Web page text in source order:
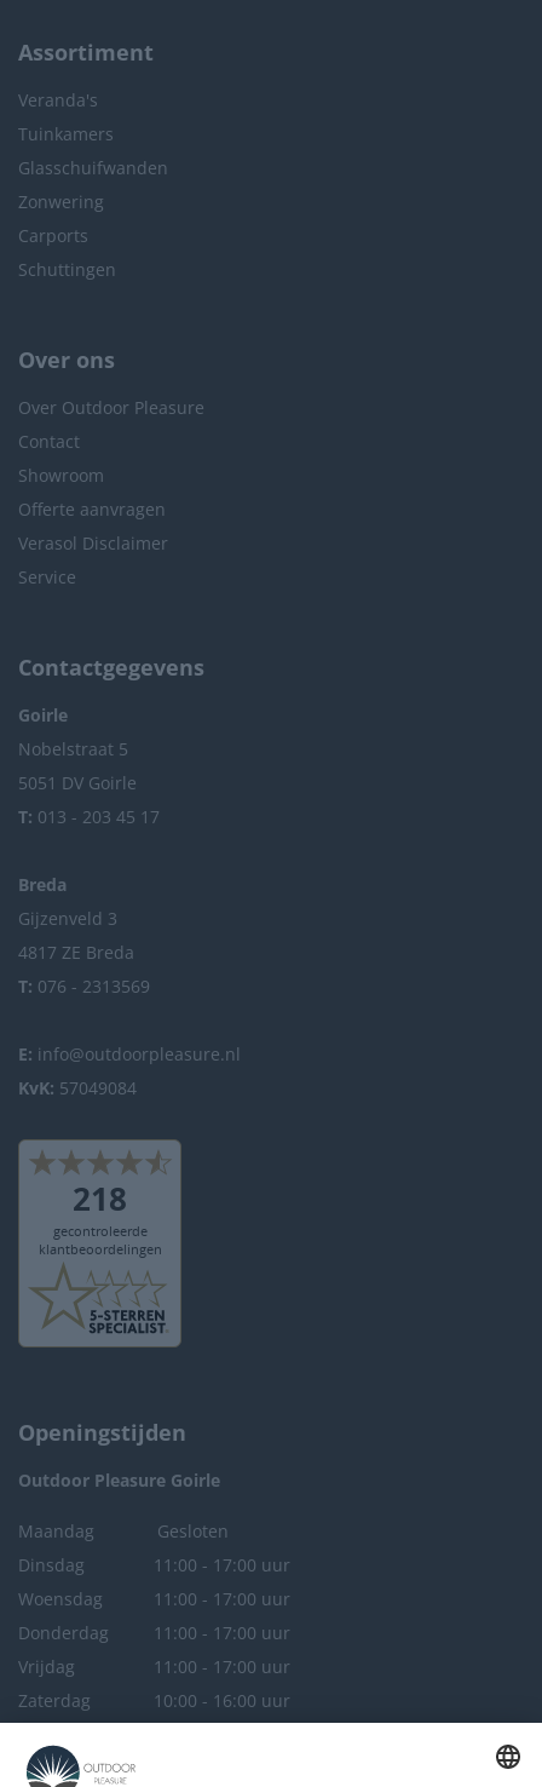
Assortiment
Veranda's
Tuinkamers
Glasschuifwanden
Zonwering
Carports
Schuttingen
Over ons
Over Outdoor Pleasure
Contact
Showroom
Offerte aanvragen
Verasol Disclaimer
Service
Openingstijden
Outdoor Pleasure Goirle
Maandag
Gesloten
Dinsdag
11:00 - 17:00 uur
Woensdag
11:00 - 17:00 uur
Donderdag
11:00 - 17:00 uur
Vrijdag
11:00 - 17:00 uur
Zaterdag
10:00 - 16:00 uur
Contactgegevens
Goirle
Nobelstraat 5
5051 DV Goirle
T: 013 - 203 45 17
Breda
Gijzenveld 3
4817 ZE Breda
T: 076 - 2313569
E: info@outdoorpleasure.nl
KvK: 57049084